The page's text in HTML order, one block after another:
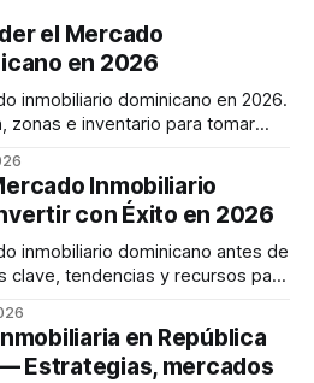
el Mercado
en 2026
inmobiliario dominicano en 2026.
zonas e inventario para tomar
Inmobiliario
con Éxito en 2026
inmobiliario dominicano antes de
clave, tendencias y recursos para
en República
Estrategias, mercados